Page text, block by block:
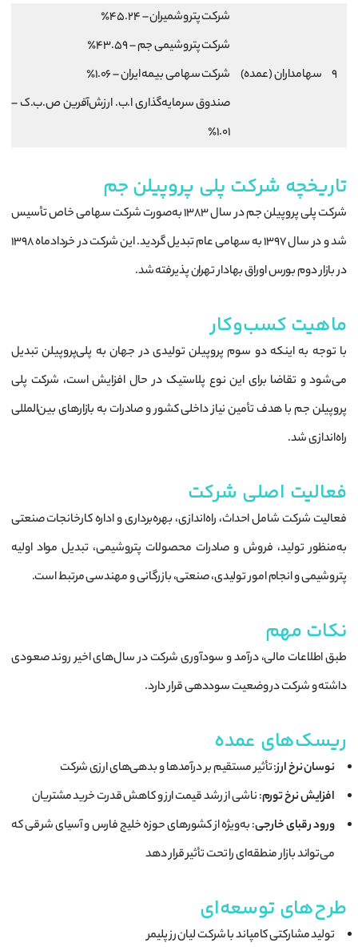
9 سهامداران (عمده)
شرکت پتروشمیران – 45.24٪
شرکت پتروشیمی جم – 43.59٪
شرکت سهامی بیمه ایران – 1.06٪
صندوق سرمایه‌گذاری ا.ب. ارزش‌آفرین ص.ب.ک –
1.01٪
تاریخچه شرکت پلی پروپیلن جم
شرکت پلی پروپیلن جم در سال ۱۳۸۳ به‌صورت شرکت سهامی خاص تأسیس
شد و در سال ۱۳۹۷ به سهامی عام تبدیل گردید. این شرکت در خردادماه ۱۳۹۸
در بازار دوم بورس اوراق بهادار تهران پذیرفته شد.
ماهیت کسب‌وکار
با توجه به اینکه دو سوم پروپیلن تولیدی در جهان به پلی‌پروپیلن تبدیل
می‌شود و تقاضا برای این نوع پلاستیک در حال افزایش است، شرکت پلی
پروپیلن جم با هدف تأمین نیاز داخلی کشور و صادرات به بازارهای بین‌المللی
راه‌اندازی شد.
فعالیت اصلی شرکت
فعالیت شرکت شامل احداث، راه‌اندازی، بهره‌برداری و اداره کارخانجات صنعتی
به‌منظور تولید، فروش و صادرات محصولات پتروشیمی، تبدیل مواد اولیه
پتروشیمی و انجام امور تولیدی، صنعتی، بازرگانی و مهندسی مرتبط است.
نکات مهم
طبق اطلاعات مالی، درآمد و سودآوری شرکت در سال‌های اخیر روند صعودی
داشته و شرکت در وضعیت سوددهی قرار دارد.
ریسک‌های عمده
نوسان نرخ ارز: تأثیر مستقیم بر درآمدها و بدهی‌های ارزی شرکت
افزایش نرخ تورم: ناشی از رشد قیمت ارز و کاهش قدرت خرید مشتریان
ورود رقبای خارجی: به‌ویژه از کشورهای حوزه خلیج فارس و آسیای شرقی که
می‌تواند بازار منطقه‌ای را تحت تأثیر قرار دهد
طرح‌های توسعه‌ای
تولید مشارکتی کامپاند با شرکت لیان رز پلیمر